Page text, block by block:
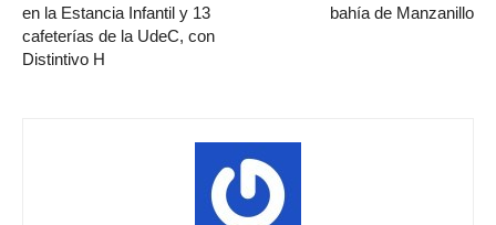
en la Estancia Infantil y 13
cafeterías de la UdeC, con
Distintivo H
bahía de Manzanillo